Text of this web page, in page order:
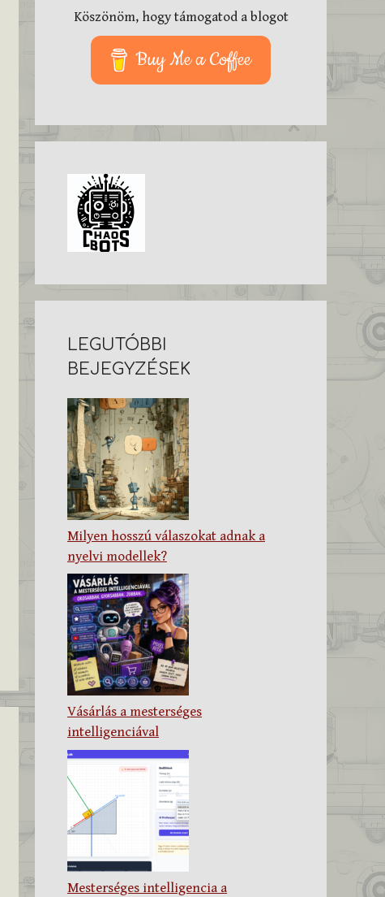
Köszönöm, hogy támogatod a blogot
Buy Me a Coffee
LEGUTÓBBI
BEJEGYZÉSEK
Milyen hosszú válaszokat adnak a
nyelvi modellek?
Vásárlás a mesterséges
intelligenciával
Mesterséges intelligencia a